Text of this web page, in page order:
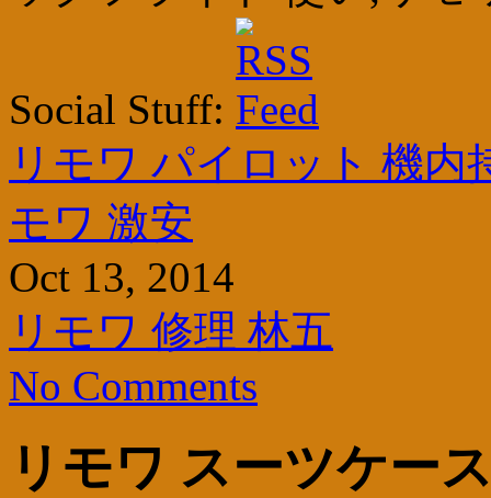
Social Stuff:
リモワ パイロット 機内
モワ 激安
Oct 13, 2014
リモワ 修理 林五
No Comments
リモワ スーツケー